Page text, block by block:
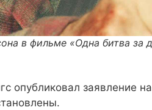
в фильме «Одна битва за
заявление на